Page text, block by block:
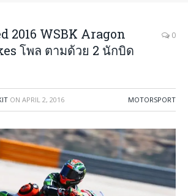
2016 WSBK Aragon
โพล ตามด้วย 2 นักบิด
0
ON APRIL 2, 2016 MOTORSPORT